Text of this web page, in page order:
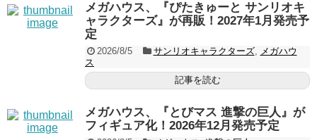
メガハウス、『ぴたきゅーと サンリオキ
ャラクターズ』が再販！2027年1月発売予
定
2026/8/5 サンリオキャラクターズ, メガハウ
ス
記事を読む
メガハウス、『とびマス 進撃の巨人』が
フィギュア化！2026年12月発売予定